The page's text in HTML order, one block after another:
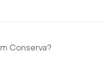
Conserva?